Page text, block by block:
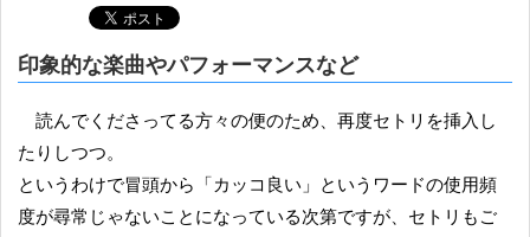
印象的な楽曲やパフォーマンスなど
読んでくださってる方々の便のため、再度セトリを挿入し
たりしつつ。
というわけで冒頭から「カッコ良い」というワードの使用頻
度が尋常じゃないことになっている次第ですが、セトリもご